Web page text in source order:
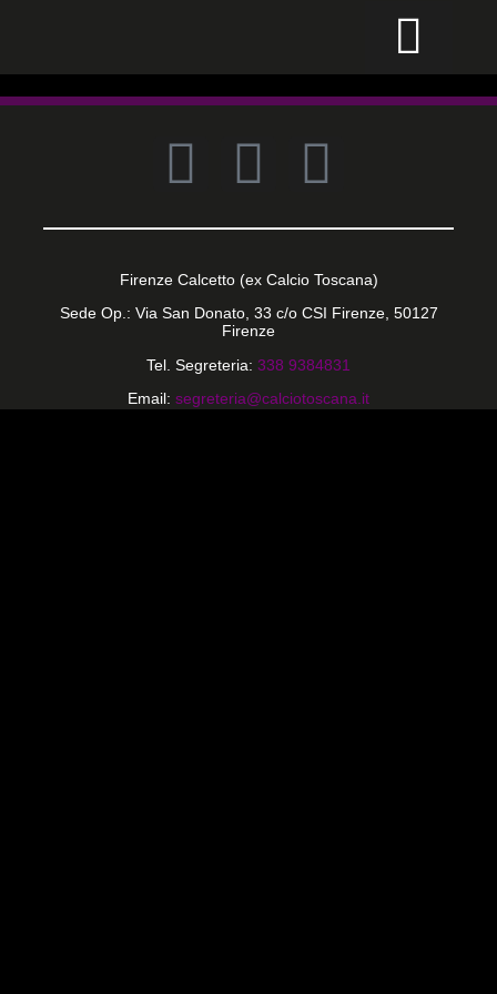
Firenze Calcetto (ex Calcio Toscana)
Sede Op.: Via San Donato, 33 c/o CSI Firenze, 50127
Firenze
Tel. Segreteria: 338 9384831
Email: segreteria@calciotoscana.it